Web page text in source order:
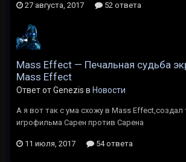
27 августа, 2017 52 ответа
Mass Effect — Печальная судьба
Mass Effect
Ответ от Genezis в Новости
А я вот так с ума схожу в Mass Effect,создал
игрофильма Cарен против Сарена
11 июля, 2017 54 ответа